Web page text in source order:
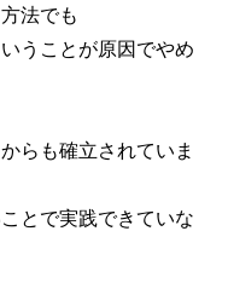
法でも
いうことが原因でやめ
らも確立されていま
とで実践できていな